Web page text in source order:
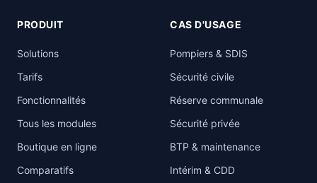
PRODUIT
Solutions
Tarifs
Fonctionnalités
Tous les modules
Boutique en ligne
Comparatifs
CAS D'USAGE
Pompiers & SDIS
Sécurité civile
Réserve communale
Sécurité privée
BTP & maintenance
Intérim & CDD